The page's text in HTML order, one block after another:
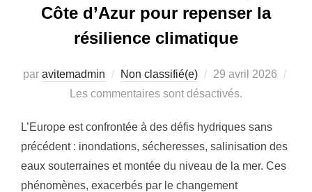
Côte d’Azur pour repenser la
résilience climatique
par avitemadmin Non classifié(e)
Publié
le
29 avril 2026
Les commentaires sont désactivés.
L’Europe est confrontée à des défis hydriques sans
précédent : inondations, sécheresses, salinisation des
eaux souterraines et montée du niveau de la mer. Ces
phénomènes, exacerbés par le changement